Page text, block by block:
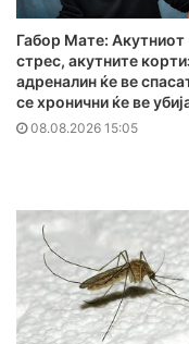
Габор Мате: Акутниот
стрес, акутните
адреналин ќе ве
се хронични ќе ве
08.08.2026 15:05